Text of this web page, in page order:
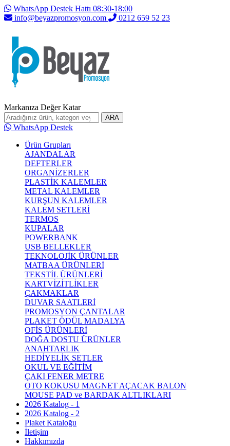
WhatsApp Destek Hattı 08:30-18:00
info@beyazpromosyon.com
0212 659 52 23
Markanıza Değer Katar
ARA
WhatsApp Destek
Ürün Grupları
AJANDALAR
DEFTERLER
ORGANİZERLER
PLASTİK KALEMLER
METAL KALEMLER
KURŞUN KALEMLER
KALEM SETLERİ
TERMOS
KUPALAR
POWERBANK
USB BELLEKLER
TEKNOLOJİK ÜRÜNLER
MATBAA ÜRÜNLERİ
TEKSTİL ÜRÜNLERİ
KARTVİZİTLİKLER
ÇAKMAKLAR
DUVAR SAATLERİ
PROMOSYON ÇANTALAR
PLAKET ÖDÜL MADALYA
OFİS ÜRÜNLERİ
DOĞA DOSTU ÜRÜNLER
ANAHTARLIK
HEDİYELİK SETLER
OKUL VE EĞİTİM
ÇAKI FENER METRE
OTO KOKUSU MAGNET AÇACAK BALON
MOUSE PAD ve BARDAK ALTLIKLARI
2026 Katalog - 1
2026 Katalog - 2
Plaket Kataloğu
İletişim
Hakkımızda